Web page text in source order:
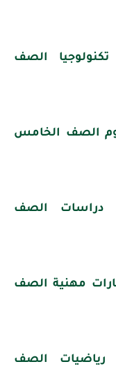
تكنولوجيا الصف
الصف الخامس
دراسات الصف
مهنية الصف
رياضيات الصف